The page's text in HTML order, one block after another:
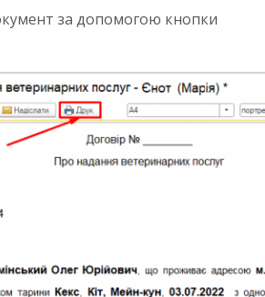
за допомогою кнопки